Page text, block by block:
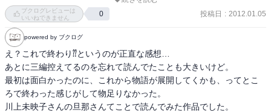
は感じられないですね。
ブクログレビューは
いいねできません
0 投稿日 : 2012.01.05
powered by ブクログ
え？これで終わり⁇というのが正直な感想…
あとに三編控えてるのを忘れて読んでたことも大きいけど。
最初は面白かったのに、これから物語が展開してくかも、ってとこ
ろで終わった感じがして物足りなかった。
川上未映子さんの旦那さんてことで読んでみた作品でした。